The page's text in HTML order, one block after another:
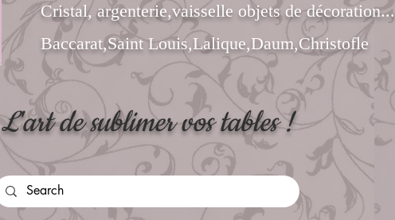
Cristal, argenterie,vaisselle objets de décoration...
Baccarat,Saint Louis,Lalique,Daum,Christofle
L'art de sublimer vos tables !